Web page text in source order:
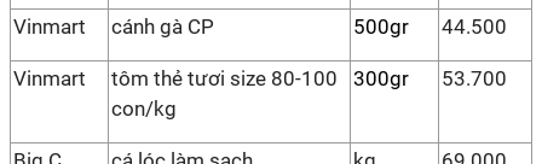
Vinmart cánh gà CP 500gr 44.500
Vinmart
tôm thẻ tươi size 80-100
con/kg
300gr 53.700